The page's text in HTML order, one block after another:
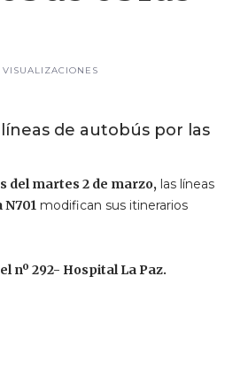
de autobús por las
del martes 2 de marzo, las líneas
modifican sus itinerarios
nº 292- Hospital La Paz.